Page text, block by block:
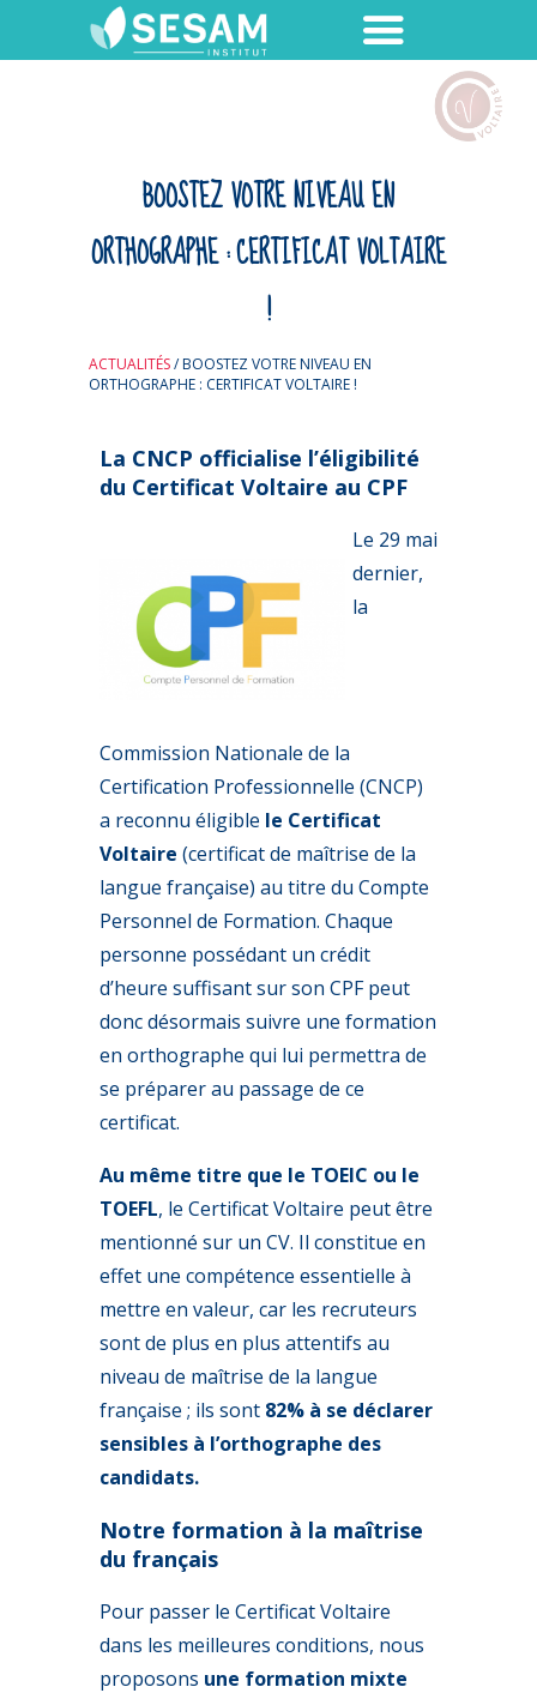
BOOSTEZ VOTRE NIVEAU EN
ORTHOGRAPHE : CERTIFICAT VOLTAIRE
!
ACTUALITÉS/BOOSTEZ VOTRE NIVEAU EN
ORTHOGRAPHE : CERTIFICAT VOLTAIRE !
La CNCP officialise l’éligibilité
du Certificat Voltaire au CPF
Le 29 mai
dernier,
la
Commission Nationale de la
Certification Professionnelle (CNCP)
a reconnu éligible le Certificat
Voltaire (certificat de maîtrise de la
langue française) au titre du Compte
Personnel de Formation. Chaque
personne possédant un crédit
d’heure suffisant sur son CPF peut
donc désormais suivre une formation
en orthographe qui lui permettra de
se préparer au passage de ce
certificat.
Au même titre que le TOEIC ou le
TOEFL, le Certificat Voltaire peut être
mentionné sur un CV. Il constitue en
effet une compétence essentielle à
mettre en valeur, car les recruteurs
sont de plus en plus attentifs au
niveau de maîtrise de la langue
française ; ils sont 82% à se déclarer
sensibles à l’orthographe des
candidats.
Notre formation à la maîtrise
du français
Pour passer le Certificat Voltaire
dans les meilleures conditions, nous
proposons une formation mixte